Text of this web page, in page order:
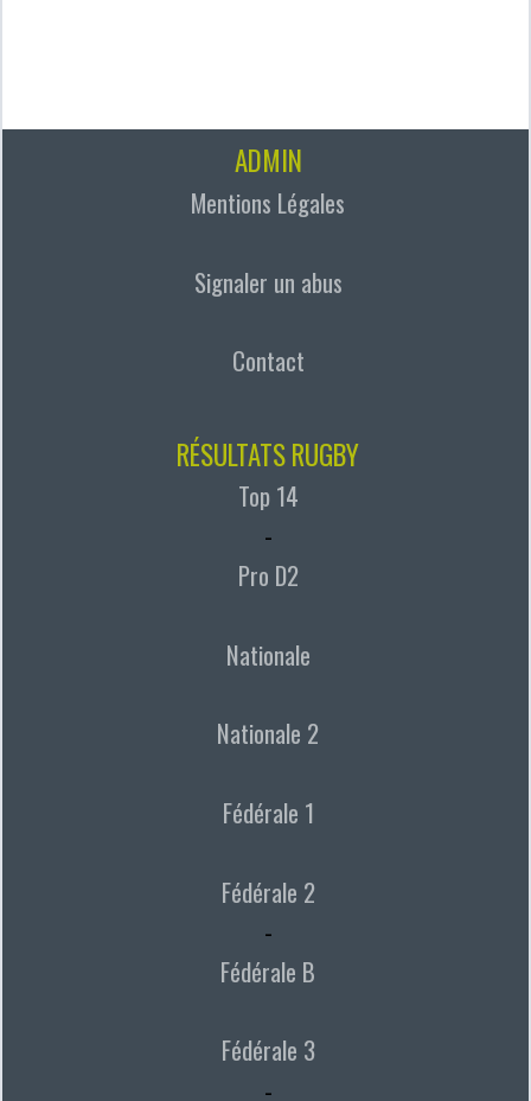
ADMIN
Mentions Légales
Signaler un abus
Contact
RÉSULTATS RUGBY
Top 14
-
Pro D2
Nationale
Nationale 2
Fédérale 1
Fédérale 2
-
Fédérale B
Fédérale 3
-